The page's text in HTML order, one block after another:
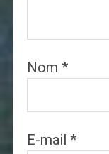
Nom *
E-mail *